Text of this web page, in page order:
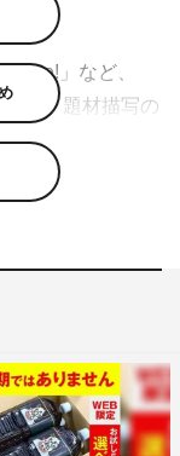
」など、
人。題材描写の
れる作風が人気
出する「レスキ
人公に、いつ訪
の現場を描く。